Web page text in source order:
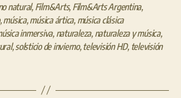
natural, Film&Arts, Film&Arts Argentina,
, música, música ártica, música clásica
inmersiva, naturaleza, naturaleza y música,
,solsticio de invierno, televisión HD, televisión